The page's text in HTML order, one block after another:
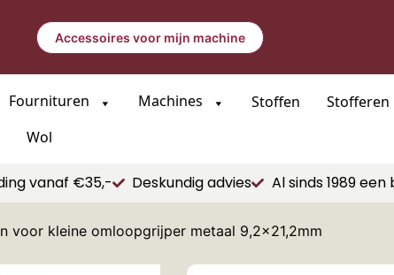
Accessoires voor mijn machine
Fournituren Machines Stoffen
Stofferen
Wol
vanaf €35,- Deskundig advies Al sinds 1989
voor kleine omloopgrijper metaal 9,2×21,2mm